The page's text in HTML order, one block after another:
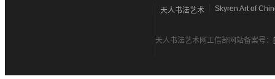
天人书法艺术 Skyren Art of
天人书法艺术网工信部网站备案号：